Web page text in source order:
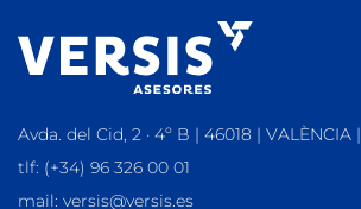
Avda. del Cid, 2 · 4º B | 46018 | VALÈNCIA |
tlf: (+34) 96 326 00 01
mail: versis@versis.es